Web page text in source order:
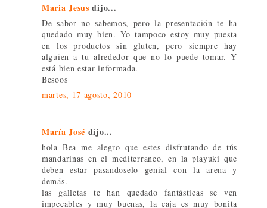
Maria Jesus dijo...
De sabor no sabemos, pero la presentación te ha
quedado muy bien. Yo tampoco estoy muy puesta
en los productos sin gluten, pero siempre hay
alguien a tu alrededor que no lo puede tomar. Y
está bien estar informada.
Besoos
martes, 17 agosto, 2010
María José dijo...
hola Bea me alegro que estes disfrutando de tús
mandarinas en el mediterraneo, en la playuki que
deben estar pasandoselo genial con la arena y
demás.
las galletas te han quedado fantásticas se ven
impecables y muy buenas, la caja es muy bonita